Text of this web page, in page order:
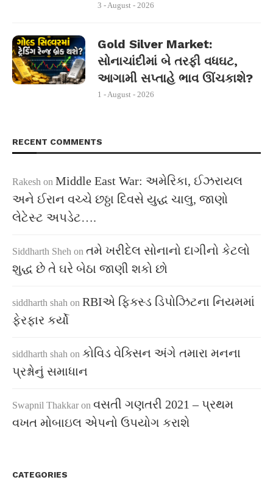
3 - August - 2026
Gold Silver Market:
સોનાચાંદીમાં બે તરફી વધઘટ,
આગામી સપ્તાહે ભાવ ઊંચકાશે?
1 - August - 2026
RECENT COMMENTS
Rakesh on Middle East War: અમેરિકા, ઈઝરાયલ
અને ઈરાન વચ્ચે છઠ્ઠા દિવસે યુદ્ધ ચાલુ, જાણો
લેટેસ્ટ અપડેટ….
Siddharth Sheh on તમે ખરીદેલ સોનાનો દાગીનો કેટલો
શુદ્ધ છે તે ઘરે બેઠા જાણી શકો છો
siddharth shah on RBIએ ફિક્સ્ડ ડિપોઝિટના નિયમમાં
ફેરફાર કર્યો
siddharth shah on કોવિડ વેક્સિન અંગે તમારા મનના
પ્રશ્નોનું સમાધાન
Swapnil Thakkar on વસતી ગણતરી 2021 – પ્રથમ
વખત મોબાઇલ એપનો ઉપયોગ કરાશે
CATEGORIES